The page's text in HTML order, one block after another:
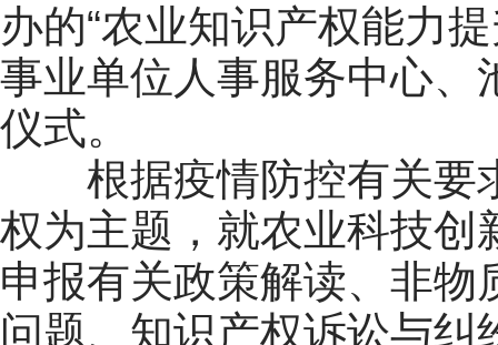
办的“农业知识产权能力
事业单位人事服务中心、
仪式。
根据疫情防控有关要
权为主题，就农业科技创
申报有关政策解读、非
问题、知识产权诉讼与